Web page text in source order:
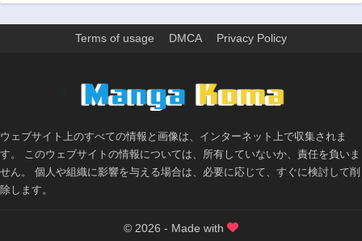
Terms of usage DMCA Privacy Policy
ウェブサイト上のすべての情報と画像は、インターネット上で収集されま
す。 このウェブサイトの情報については、所有していないか、責任を負いま
せん。 個人や組織に影響を与える場合は、必要に応じて、すぐに検討して削
除します。
© 2026 - Made with